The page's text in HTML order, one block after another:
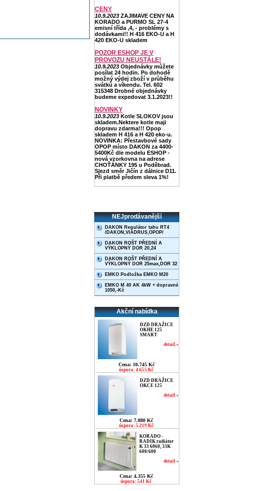
CENY
10.9.2023 ZAJIMAVE CENY NA
KORADO a PURMO SL 27-4
emisní třída ,4, - problémy s
dodávkami!! H 416 EKO-U a H
420 EKO-U skladem
POZOR ESHOP JE V
PROVOZU NEUSTÁLE!
10.9.2023 Objednávky můžete
posílat 24 hodin. Po dohodě
možný výdej zboží v průběhu
svátků a víkendu. Tel. 602
315348 Drobné objednávky
budeme expedovat 3.1.2023!!
NOVINKY
10.9.2023 Kotle SLOKOV jsou
skladem.Nektere kotle maji
dopravu zdarma!!! Opop
skladem H 416 a H 420 eko-u.
NOVINKA: Přestavbové sady
OPOP místo DAKON za 4400-
5400Kč dle modelu ESHOP -
nová vzorkovna na adrese
CHOŤÁNKY 195 u Poděbrad.
Sjezd směr Jičín z dálnice D11.
Při platbě předem sleva 1%!
NEJprodávanější
DAKON Regulátor tahu RT4
/DAKON,VIADRUS,OPOP/
DAKON ROŠT PŘEDNÍ A
VÝKLOPNÝ DOR 20,24
DAKON ROŠT PŘEDNÍ A
VÝKLOPNÝ DOR 25max,DOR 32
EMKO Podložka EMKO M20
EMKO M 40 AK 4kW + dopravné
1050,-Kč
Akční nabídka
DZD DRAŽICE
OKHE 125
SMART
detail »
Cena: 10.745 Kč
úspora: 4.655 Kč
DZD DRAŽICE
OKCE 125
detail »
Cena: 7.880 Kč
úspora: 5.219 Kč
KORADO -
RADIK radiátor
K 33 6060, 33K
600/600
detail »
Cena: 4.355 Kč
úspora: 541 Kč